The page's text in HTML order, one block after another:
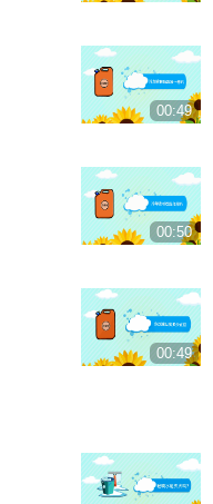
00:49
00:50
00:49